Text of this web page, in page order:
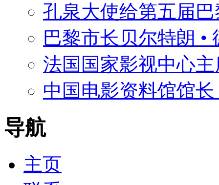
孔泉大使给第五届
巴黎市长贝尔特朗 •
法国国家影视中心
中国电影资料馆馆
导航
主页